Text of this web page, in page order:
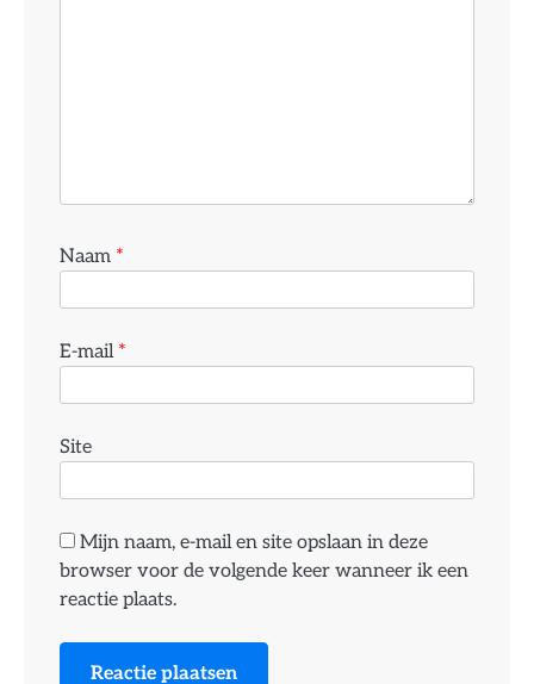
Naam *
E-mail *
Site
Mijn naam, e-mail en site opslaan in deze
browser voor de volgende keer wanneer ik een
reactie plaats.